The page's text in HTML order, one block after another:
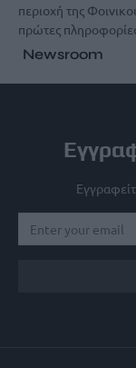
περιοχή της
πρώτες
Newsroom